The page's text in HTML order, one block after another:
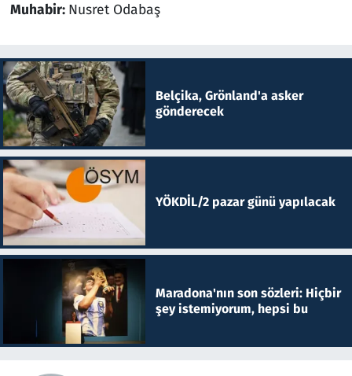
Muhabir: Nusret Odabaş
Belçika, Grönland'a asker
gönderecek
YÖKDİL/2 pazar günü yapılacak
Maradona'nın son sözleri: Hiçbir
şey istemiyorum, hepsi bu